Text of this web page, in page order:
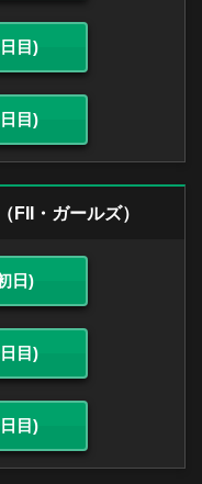
目)
目)
FII・ガールズ）
日)
目)
目)